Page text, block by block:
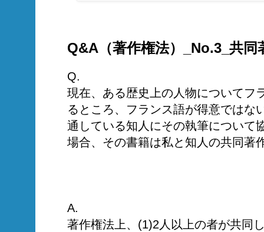
Q&A（著作権法）_No.3_共同
Q.
現在、ある歴史上の人物についてフ
るところ、フランス語が得意ではな
通している知人にその執筆について
場合、その書籍は私と知人の共同著
A.
著作権法上、(1)2人以上の者が共同